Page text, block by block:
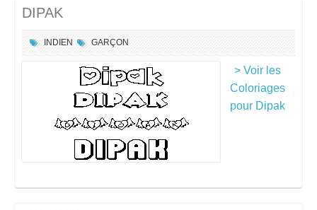
DIPAK
INDIEN GARÇON
> Voir les
Coloriages
pour Dipak